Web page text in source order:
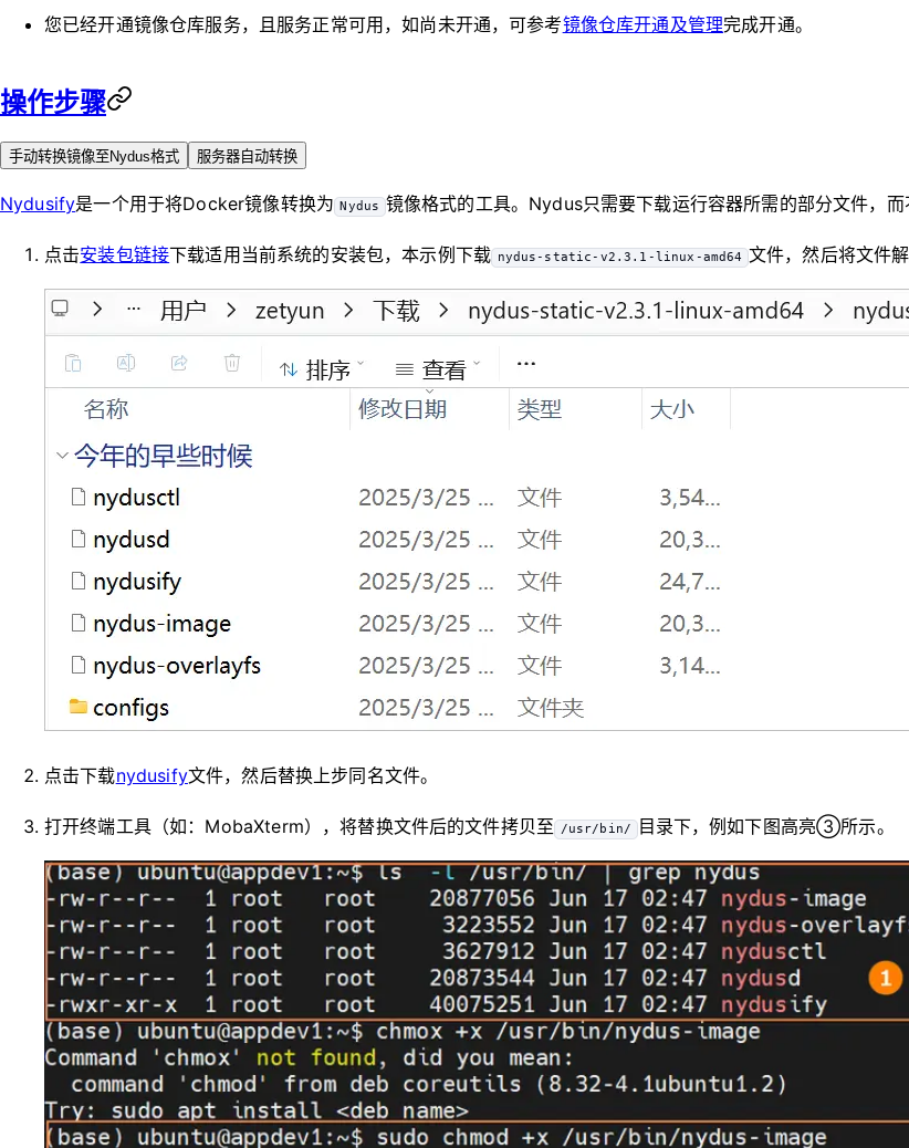
您已经开通镜像仓库服务，且服务正常可用，如尚未开通，可参考镜像仓库开通及管理完成开通。
操作步骤
手动转换镜像至Nydus格式 服务器自动转换
Nydusify是一个用于将Docker镜像转换为 Nydus 镜像格式的工具。Nydus只需要下载运行容器所需的部分文件，而
点击安装包链接下载适用当前系统的安装包，本示例下载 nydus-static-v2.3.1-linux-amd64 文件，然后将文件
点击下载nydusify文件，然后替换上步同名文件。
打开终端工具（如：MobaXterm），将替换文件后的文件拷贝至 /usr/bin/ 目录下，例如下图高亮③所示。